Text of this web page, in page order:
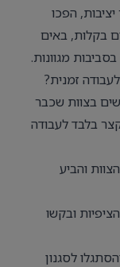
הפכו
בקלות, באים
מגוונות.
זמנית?
בצוות שכבר
בלבד לעבודה
והביע
ובקשו
לסגנון